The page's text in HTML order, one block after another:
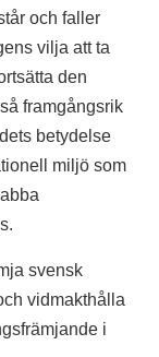
och faller
vilja att ta
den
framgångsrik
betydelse
miljö som
svensk
vidmakthålla
i